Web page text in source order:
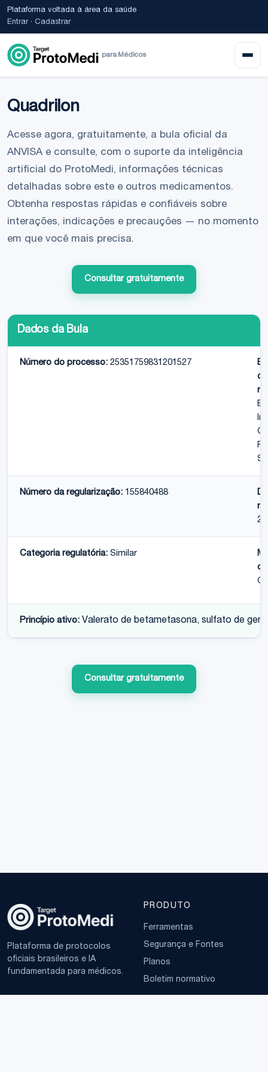
Plataforma voltada à área da saúde
Entrar· Cadastrar
para Médicos
Quadrilon
Acesse agora, gratuitamente, a bula oficial da
ANVISA e consulte, com o suporte da inteligência
artificial do ProtoMedi, informações técnicas
detalhadas sobre este e outros medicamentos.
Obtenha respostas rápidas e confiáveis sobre
interações, indicações e precauções — no momento
em que você mais precisa.
Consultar gratuitamente
Dados da Bula
Número do processo: 25351759831201527
Número da regularização: 155840488
Categoria regulatória: Similar
Princípio ativo: Valerato de betametasona, sulfato de
Consultar gratuitamente
Plataforma de protocolos
oficiais brasileiros e IA
fundamentada para médicos.
PRODUTO
Ferramentas
Segurança e Fontes
Planos
Boletim normativo